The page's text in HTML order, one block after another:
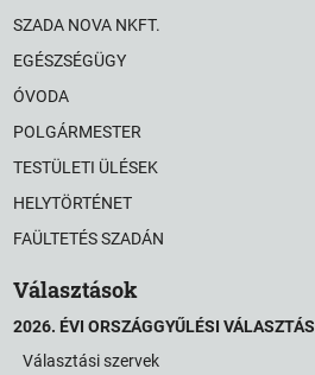
SZADA NOVA NKFT.
EGÉSZSÉGÜGY
ÓVODA
POLGÁRMESTER
TESTÜLETI ÜLÉSEK
HELYTÖRTÉNET
FAÜLTETÉS SZADÁN
Választások
2026. ÉVI ORSZÁGGYŰLÉSI VÁLASZTÁS
Választási szervek